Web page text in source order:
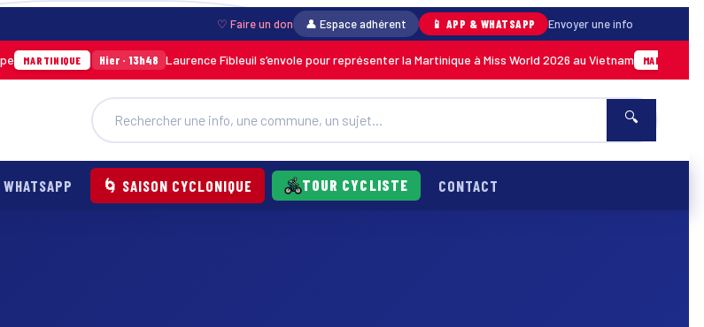
♡ Faire un don 👤 Espace adhérent 📱 APP & WHATSAPP Envoyer une info
MARTINIQUE Hier · 13h48 Laurence Fibleuil s’envole pour représenter la Martinique à Miss World 2026 au Vietnam MARTINIQUE
🔍
WHATSAPP 🌀 SAISON CYCLONIQUE TOUR CYCLISTE CONTACT